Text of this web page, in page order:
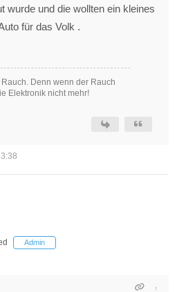
wurde und die wollten ein kleines
für das Volk .
Denn wenn der Rauch
Elektronik nicht mehr!
Admin